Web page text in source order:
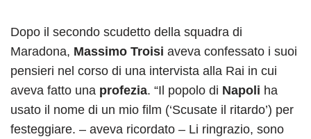
Dopo il secondo scudetto della squadra di
Maradona, Massimo Troisi aveva confessato i suoi
pensieri nel corso di una intervista alla Rai in cui
aveva fatto una profezia. “Il popolo di Napoli ha
usato il nome di un mio film (‘Scusate il ritardo’) per
festeggiare. – aveva ricordato – Li ringrazio, sono